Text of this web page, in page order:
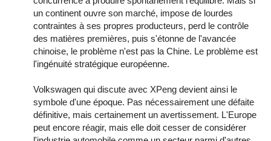
un continent ouvre son marché, impose de lourdes
contraintes à ses propres producteurs, perd le contrôle
des matières premières, puis s'étonne de l'avancée
chinoise, le problème n'est pas la Chine. Le problème est
l'ingénuité stratégique européenne.
Volkswagen qui discute avec XPeng devient ainsi le
symbole d'une époque. Pas nécessairement une défaite
définitive, mais certainement un avertissement. L'Europe
peut encore réagir, mais elle doit cesser de considérer